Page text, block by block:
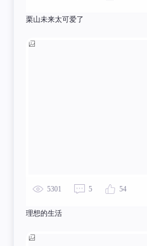
栗山未来太可爱了
5301 5 54
理想的生活